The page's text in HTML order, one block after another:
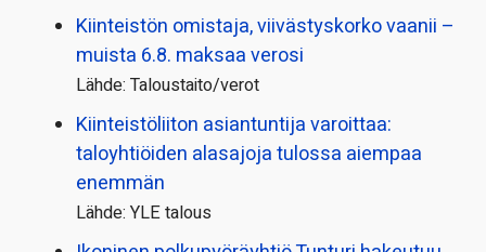
Kiinteistön omistaja, viivästyskorko vaanii –
muista 6.8. maksaa verosi
Lähde: Taloustaito/verot
Kiinteistö­liiton asiantuntija varoittaa:
taloyhtiöiden alasajoja tulossa aiempaa
enemmän
Lähde: YLE talous